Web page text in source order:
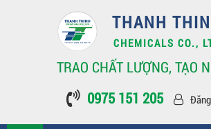
THANH
CHEMICALS CO.,
TRAO CHẤT LƯỢNG, TẠO
0975 151 205